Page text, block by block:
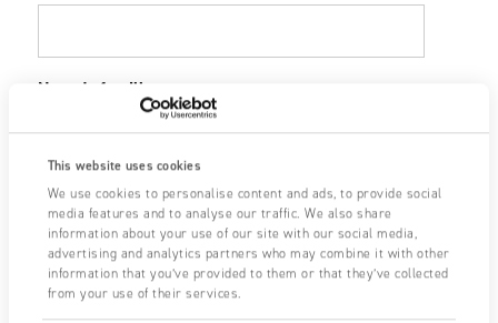
This website uses cookies
We use cookies to personalise content and ads, to provide social
media features and to analyse our traffic. We also share
information about your use of our site with our social media,
advertising and analytics partners who may combine it with other
information that you’ve provided to them or that they’ve collected
from your use of their services.
Nom de famille
Company
Email